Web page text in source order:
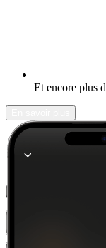
Et encore plus